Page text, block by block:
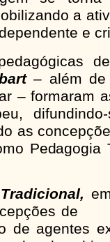
a
e
– além de
– formaram
as
Pedagogia
de agentes